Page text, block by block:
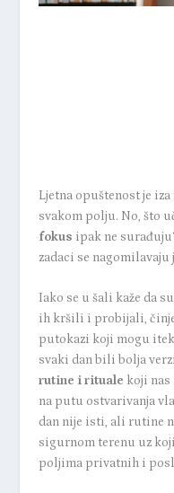
Ljetna opuštenost je
svakom polju. No, što
fokus ipak ne
zadaci se nagomilavaju
Iako se u šali kaže da
ih kršili i probijali,
putokazi koji mogu
svaki dan bili bolja
rutine i rituale koji nas
na putu ostvarivanja
dan nije isti, ali rutine
sigurnom terenu uz
poljima privatnih i